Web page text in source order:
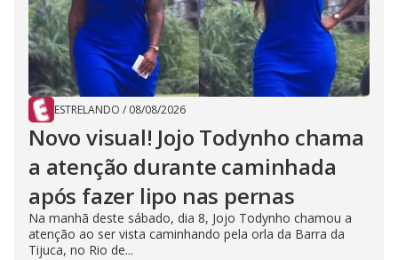
ESTRELANDO / 08/08/2026
Novo visual! Jojo Todynho chama
a atenção durante caminhada
após fazer lipo nas pernas
Na manhã deste sábado, dia 8, Jojo Todynho chamou a
atenção ao ser vista caminhando pela orla da Barra da
Tijuca, no Rio de...